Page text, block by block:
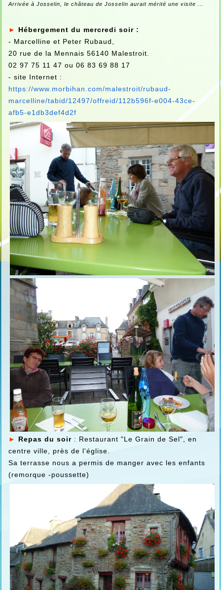
Arrivée à Josselin, le château de Josselin aurait mérité une visite ...
►
Hébergement du mercredi soir :
- Marcelline et Peter Rubaud,
20 rue de la Mennais 56140 Malestroit.
02 97 75 11 47 ou 06 83 69 88 17
- site Internet :
https://www.morbihan.com/malestroit/rubaud-
marcelline/tabid/12497/offreid/112b596f-e004-43ce-
afb5-e1db3def4d2f
► Repas du soir : Restaurant "Le Grain de Sel", en
centre ville, près de l'église.
Sa terrasse nous a permis de manger avec les enfants
(remorque -poussette)